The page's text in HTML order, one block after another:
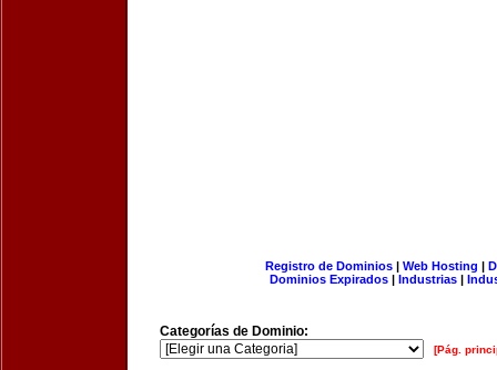
Registro de Dominios| Web Hosting |
Dominios Expirados | Industrias |
Categorías de Dominio:
[Pág.